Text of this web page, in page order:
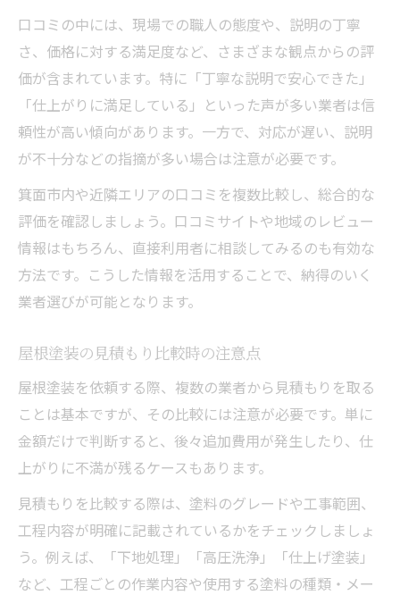
口コミの中には、現場での職人の態度や、説明の丁寧
さ、価格に対する満足度など、さまざまな観点からの評
価が含まれています。特に「丁寧な説明で安心できた」
「仕上がりに満足している」といった声が多い業者は信
頼性が高い傾向があります。一方で、対応が遅い、説明
が不十分などの指摘が多い場合は注意が必要です。
箕面市内や近隣エリアの口コミを複数比較し、総合的な
評価を確認しましょう。口コミサイトや地域のレビュー
情報はもちろん、直接利用者に相談してみるのも有効な
方法です。こうした情報を活用することで、納得のいく
業者選びが可能となります。
屋根塗装の見積もり比較時の注意点
屋根塗装を依頼する際、複数の業者から見積もりを取る
ことは基本ですが、その比較には注意が必要です。単に
金額だけで判断すると、後々追加費用が発生したり、仕
上がりに不満が残るケースもあります。
見積もりを比較する際は、塗料のグレードや工事範囲、
工程内容が明確に記載されているかをチェックしましょ
う。例えば、「下地処理」「高圧洗浄」「仕上げ塗装」
など、工程ごとの作業内容や使用する塗料の種類・メー